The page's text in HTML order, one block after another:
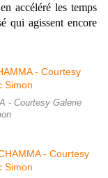
accéléré les temps
qui agissent encore
- Courtesy Galerie